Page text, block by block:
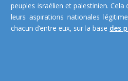
peuples israélien et palestinien.
leurs aspirations nationales
chacun d’entre eux, sur la base des